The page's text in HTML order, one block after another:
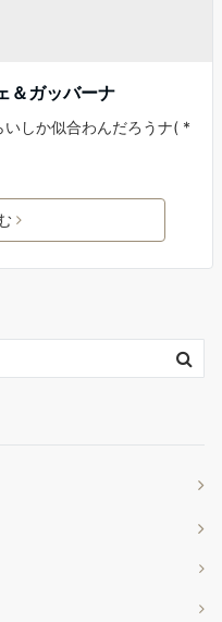
＆ガッバーナ
しか似合わんだろうナ( *